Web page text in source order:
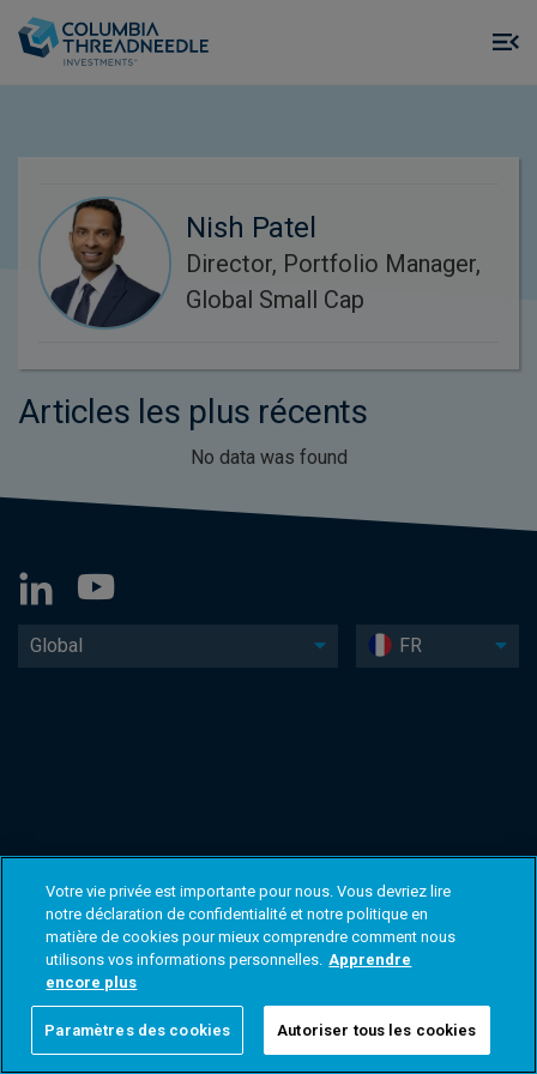
Nish Patel
Director, Portfolio Manager,
Global Small Cap
Articles les plus récents
No data was found
Global FR
Votre vie privée est importante pour nous. Vous devriez lire
notre déclaration de confidentialité et notre politique en
matière de cookies pour mieux comprendre comment nous
utilisons vos informations personnelles. Apprendre
encore plus
Paramètres des cookies Autoriser tous les cookies